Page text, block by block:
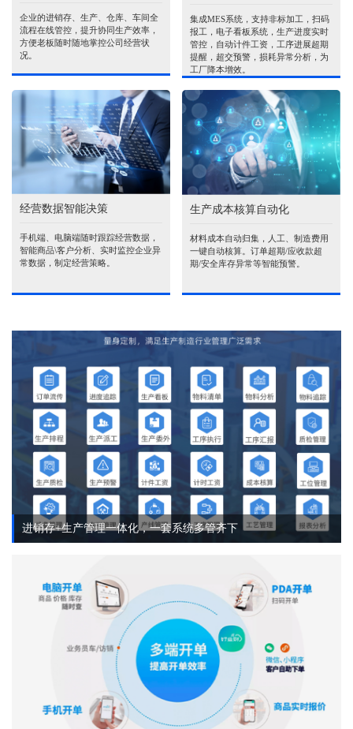
企业的进销存、生产、仓库、车间全
流程在线管控，提升协同生产效率，
方便老板随时随地掌控公司经营状
况。
集成MES系统，支持非标加工，扫码
报工，电子看板系统，生产进度实时
管控，自动计件工资，工序进展超期
提醒，超交预警，损耗异常分析，为
工厂降本增效。
经营数据智能决策
手机端、电脑端随时跟踪经营数据，
智能商品\客户分析、实时监控企业异
常数据，制定经营策略。
生产成本核算自动化
材料成本自动归集，人工、制造费用
一键自动核算。订单超期/应收款超
期/安全库存异常等智能预警。
进销存+生产管理一体化，一套系统多管齐下